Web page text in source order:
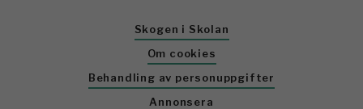
Skogen i Skolan
Om cookies
Behandling av personuppgifter
Annonsera